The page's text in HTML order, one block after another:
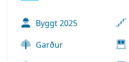
Byggt2025
Garður